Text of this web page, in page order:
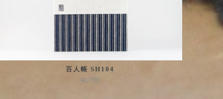
百人帳 SH104
¥2,750